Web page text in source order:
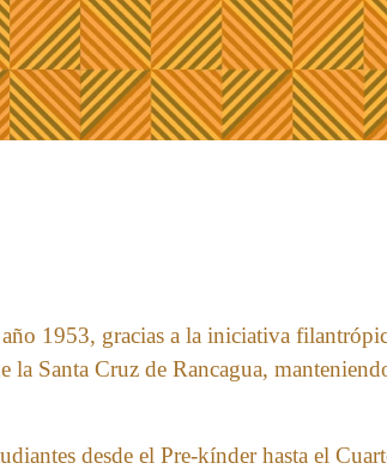
1953, gracias a la iniciativa
Santa Cruz de Rancagua,
desde el Pre-kínder hasta el